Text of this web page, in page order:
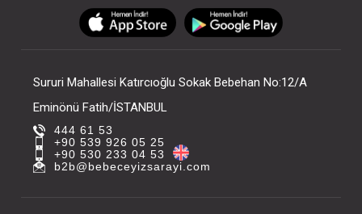
Sururi Mahallesi Katırcıoğlu Sokak Bebehan No:12/A
Eminönü Fatih/İSTANBUL
444 61 53
+90 539 926 05 25
+90 530 233 04 53
b2b@bebeceyizsarayi.com